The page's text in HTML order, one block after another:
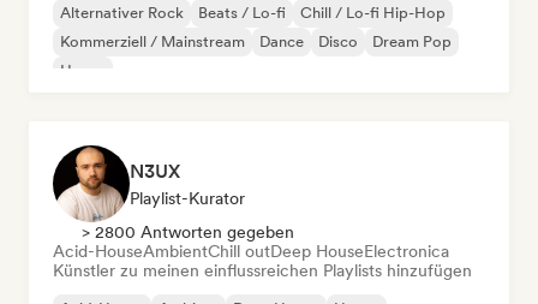
Alternativer Rock Beats / Lo-fi
Chill / Lo-fi Hip-Hop
Kommerziell / Mainstream
Dance Disco
Dream Pop
House
N3UX
Playlist-Kurator
> 2800 Antworten gegeben
Acid-HouseAmbientChill outDeep HouseElectronica
Künstler zu meinen einflussreichen Playlists hinzufügen